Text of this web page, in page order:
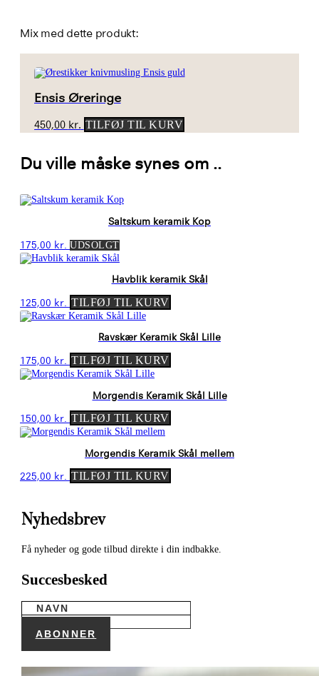
Mix med dette produkt:
Ensis Øreringe
450,00 kr. TILFØJ TIL KURV
Du ville måske synes om ..
Saltskum keramik Kop
175,00 kr. UDSOLGT
Havblik keramik Skål
125,00 kr. TILFØJ TIL KURV
Ravskær Keramik Skål Lille
175,00 kr. TILFØJ TIL KURV
Morgendis Keramik Skål Lille
150,00 kr. TILFØJ TIL KURV
Morgendis Keramik Skål mellem
225,00 kr. TILFØJ TIL KURV
Nyhedsbrev
Få nyheder og gode tilbud direkte i din indbakke.
Succesbesked
ABONNER